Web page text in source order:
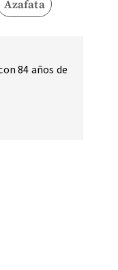
Azafata
84 años de